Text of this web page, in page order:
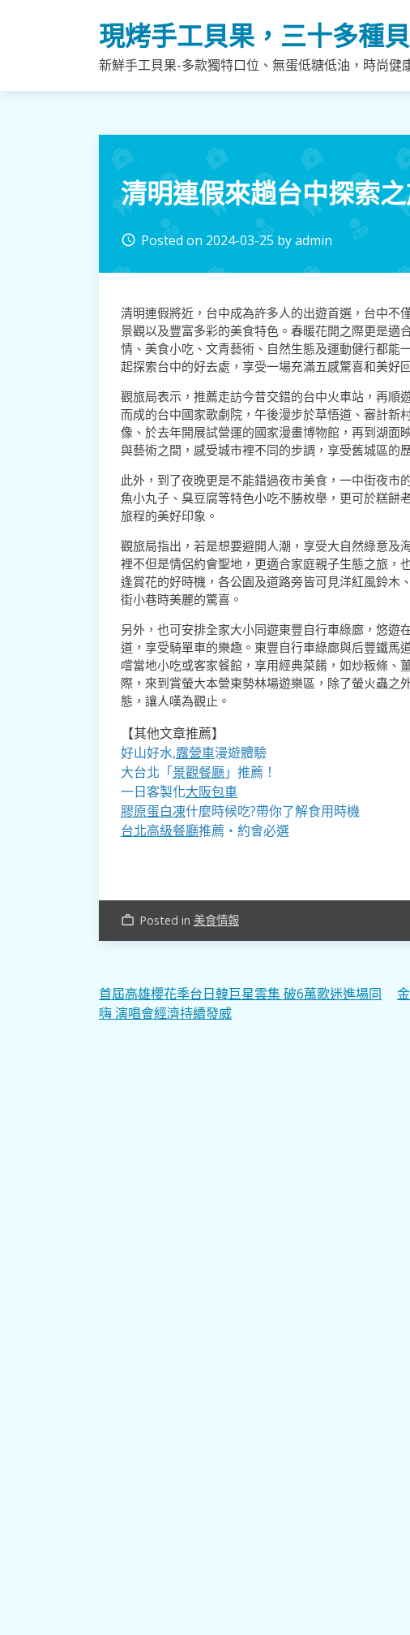
現烤手工貝果，三十多種
新鮮手工貝果-多款獨特口位、無蛋低糖低油，時尚
清明連假來趟台中探索
access_time Posted on 2024-03-25 byadmin
清明連假將近，台中成為許多人的出遊首選，台中不
景觀以及豐富多彩的美食特色。春暖花開之際更是適
情、美食小吃、文青藝術、自然生態及運動健行都能
起探索台中的好去處，享受一場充滿五感驚喜和美好
觀旅局表示，推薦走訪今昔交錯的台中火車站，再順
而成的台中國家歌劇院，午後漫步於草悟道、審計新
像、於去年開展試營運的國家漫畫博物館，再到湖面
與藝術之間，感受城市裡不同的步調，享受舊城區的
此外，到了夜晚更是不能錯過夜市美食，一中街夜市
魚小丸子、臭豆腐等特色小吃不勝枚舉，更可於糕餅
旅程的美好印象。
觀旅局指出，若是想要避開人潮，享受大自然綠意及
裡不但是情侶約會聖地，更適合家庭親子生態之旅，
逢賞花的好時機，各公園及道路旁皆可見洋紅風鈴木
街小巷時美麗的驚喜。
另外，也可安排全家大小同遊東豐自行車綠廊，悠遊
道，享受騎單車的樂趣。東豐自行車綠廊與后豐鐵馬
嚐當地小吃或客家餐館，享用經典菜餚，如炒粄條、
際，來到賞螢大本營東勢林場遊樂區，除了螢火蟲之
態，讓人嘆為觀止。
【其他文章推薦】
好山好水,露營車漫遊體驗
大台北「景觀餐廳」推薦！
一日客製化大阪包車
膠原蛋白凍什麼時候吃?帶你了解食用時機
台北高級餐廳推薦・約會必選
work_outline Posted in 美食情報
文
章
首屆高雄櫻花季台日韓巨星雲集 破6萬歌迷進場同
嗨 演唱會經濟持續發威